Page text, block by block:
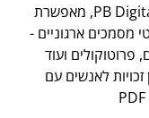
מערכת NAGIX.UA, המבוססת על PB Digital, מאפשרת
מסמכים ארגוניים -
ועוד
לאנשים עם